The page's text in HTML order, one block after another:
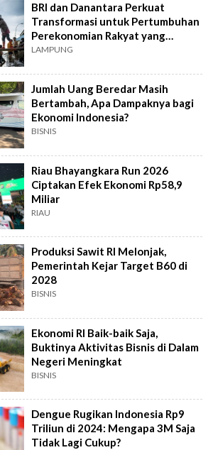
BRI dan Danantara Perkuat
Transformasi untuk Pertumbuhan
Perekonomian Rakyat yang
Berkelanjutan
LAMPUNG
Jumlah Uang Beredar Masih
Bertambah, Apa Dampaknya bagi
Ekonomi Indonesia?
BISNIS
Riau Bhayangkara Run 2026
Ciptakan Efek Ekonomi Rp58,9
Miliar
RIAU
Produksi Sawit RI Melonjak,
Pemerintah Kejar Target B60 di
2028
BISNIS
Ekonomi RI Baik-baik Saja,
Buktinya Aktivitas Bisnis di Dalam
Negeri Meningkat
BISNIS
Dengue Rugikan Indonesia Rp9
Triliun di 2024: Mengapa 3M Saja
Tidak Lagi Cukup?